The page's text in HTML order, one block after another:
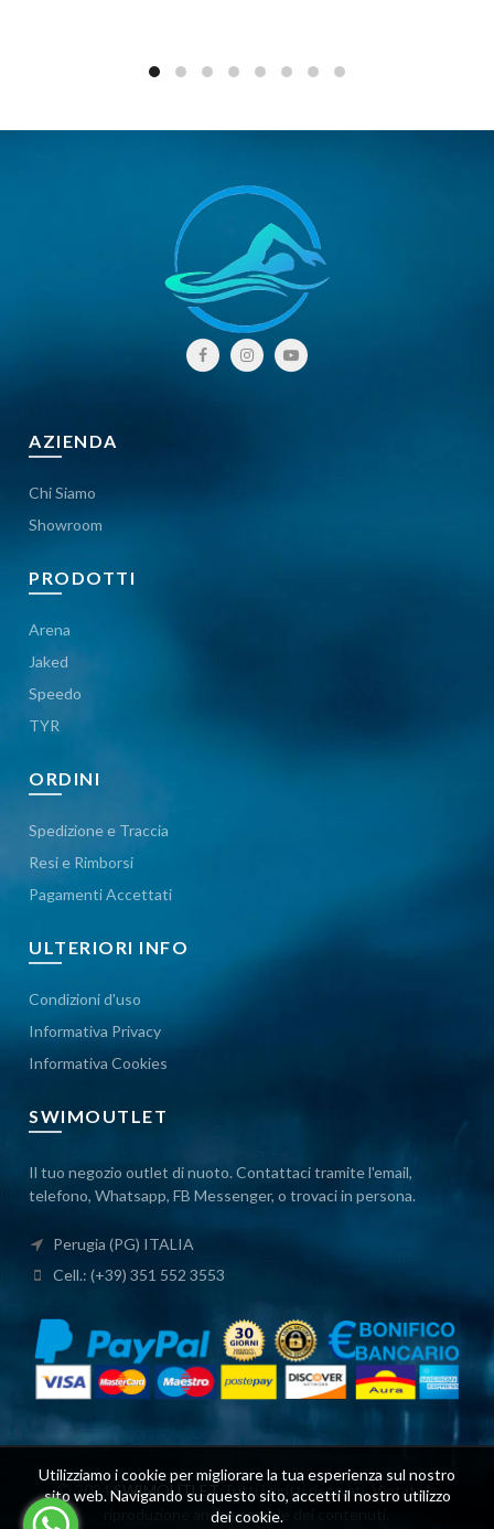
AZIENDA
Chi Siamo
Showroom
PRODOTTI
Arena
Jaked
Speedo
TYR
ORDINI
Spedizione e Traccia
Resi e Rimborsi
Pagamenti Accettati
ULTERIORI INFO
Condizioni d'uso
Informativa Privacy
Informativa Cookies
SWIMOUTLET
Il tuo negozio outlet di nuoto. Contattaci tramite l'email,
telefono, Whatsapp, FB Messenger, o trovaci in persona.
Perugia (PG) ITALIA
Cell.: (+39) 351 552 3553
2024SWIMOUTLETTutti i diritti riservati. Vietata la
riproduzione anche parziale dei contenuti.
Utilizziamo i cookie per migliorare la tua esperienza sul nostro
sito web. Navigando su questo sito, accetti il ​​nostro utilizzo
dei cookie.